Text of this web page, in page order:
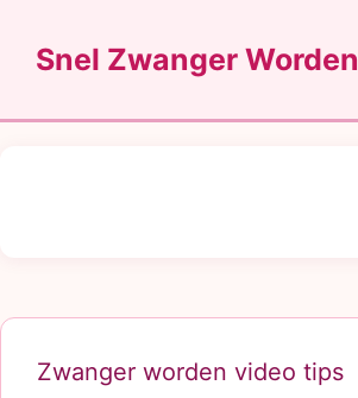
naarSnel Zwanger Worden
Zwanger worden video tips